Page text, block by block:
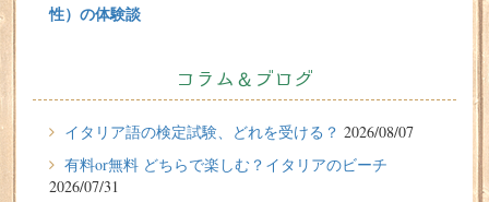
性）の体験談
有料or無料 どちらで楽しむ？イタリアのビーチ
フィレンツェに1週間の語学留学をしたT.Sさん（10代、女
性）の体験談
コラム＆ブログ
イタリア語の検定試験、どれを受ける？ 2026/08/07
有料or無料 どちらで楽しむ？イタリアのビーチ
2026/07/31